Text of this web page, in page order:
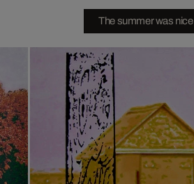
The summer was nice